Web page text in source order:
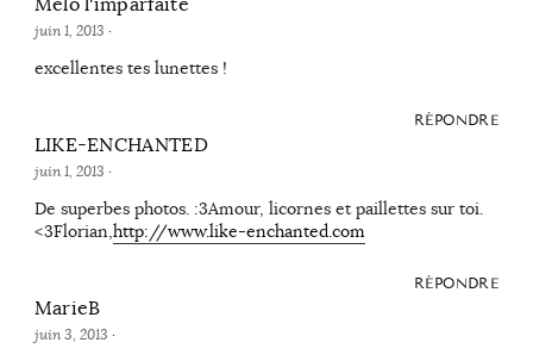
juin 1, 2013 ·
excellentes tes lunettes !
RÉPONDRE
LIKE-ENCHANTED
juin 1, 2013 ·
De superbes photos. :3Amour, licornes et paillettes sur toi.
<3Florian,http://www.like-enchanted.com
RÉPONDRE
MarieB
juin 3, 2013 ·